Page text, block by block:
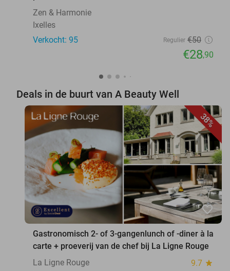
Zen & Harmonie
Ixelles
Verkocht: 95
Regulier €50
€28,90
Deals in de buurt van A Beauty Well
38%
favorite_border
Gastronomisch 2- of 3-gangenlunch of -diner à la
carte + proeverij van de chef bij La Ligne Rouge
La Ligne Rouge
9.7 star